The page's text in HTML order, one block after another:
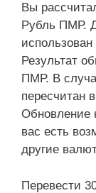
Вы
Рубль ПМР.
Результат
ПМР. В
пересчитан
Обновление
вас есть
другие
Перевести